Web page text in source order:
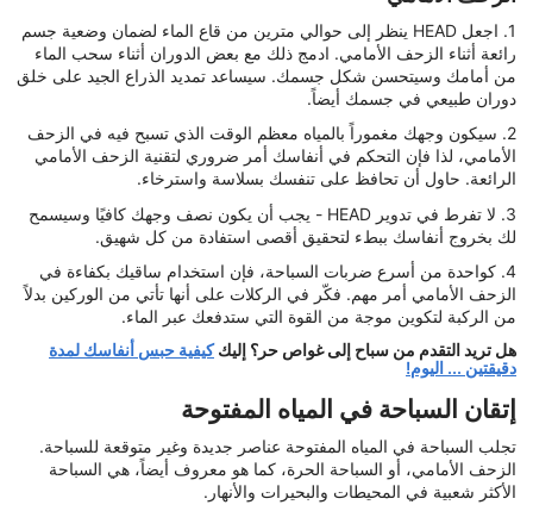
1. اجعل HEAD ينظر إلى حوالي مترين من قاع الماء لضمان وضعية جسم
رائعة أثناء الزحف الأمامي. ادمج ذلك مع بعض الدوران أثناء سحب الماء
من أمامك وسيتحسن شكل جسمك. سيساعد تمديد الذراع الجيد على خلق
دوران طبيعي في جسمك أيضاً.
2. سيكون وجهك مغموراً بالمياه معظم الوقت الذي تسبح فيه في الزحف
الأمامي، لذا فإن التحكم في أنفاسك أمر ضروري لتقنية الزحف الأمامي
الرائعة. حاول أن تحافظ على تنفسك بسلاسة واسترخاء.
3. لا تفرط في تدوير HEAD - يجب أن يكون نصف وجهك كافيًا وسيسمح
لك بخروج أنفاسك ببطء لتحقيق أقصى استفادة من كل شهيق.
4. كواحدة من أسرع ضربات السباحة، فإن استخدام ساقيك بكفاءة في
الزحف الأمامي أمر مهم. فكّر في الركلات على أنها تأتي من الوركين بدلاً
من الركبة لتكوين موجة من القوة التي ستدفعك عبر الماء.
هل تريد التقدم من سباح إلى غواص حر؟ إليككيفية حبس أنفاسك لمدة
دقيقتين ... اليوم!
إتقان السباحة في المياه المفتوحة
تجلب السباحة في المياه المفتوحة عناصر جديدة وغير متوقعة للسباحة.
الزحف الأمامي، أو السباحة الحرة، كما هو معروف أيضاً، هي السباحة
الأكثر شعبية في المحيطات والبحيرات والأنهار.